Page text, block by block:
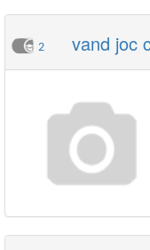
2 vand joc